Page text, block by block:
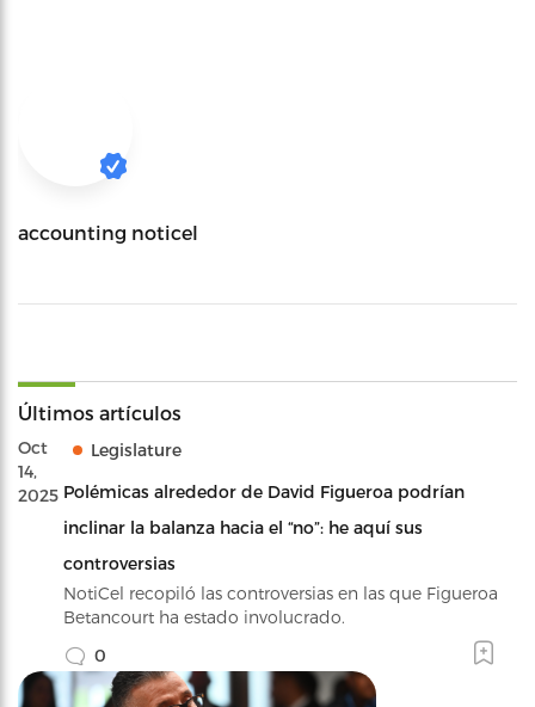
accounting noticel
Últimos artículos
Oct
14,
2025
Legislature
Polémicas alrededor de David Figueroa podrían
inclinar la balanza hacia el “no”: he aquí sus
controversias
NotiCel recopiló las controversias en las que Figueroa
Betancourt ha estado involucrado.
0